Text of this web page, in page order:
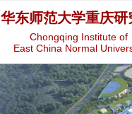
华东师范大学重庆研
Chongqing Institute of
East China Normal